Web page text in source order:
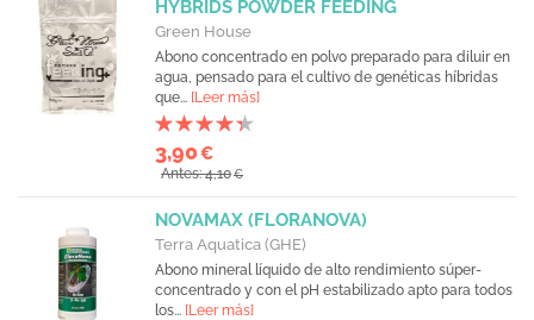
HYBRIDS POWDER FEEDING
Green House
Abono concentrado en polvo preparado para diluir en
agua, pensado para el cultivo de genéticas híbridas
que... [Leer más]
3,90€
Antes: 4,10€
NOVAMAX (FLORANOVA)
Terra Aquatica (GHE)
Abono mineral líquido de alto rendimiento súper-
concentrado y con el pH estabilizado apto para todos
los... [Leer más]